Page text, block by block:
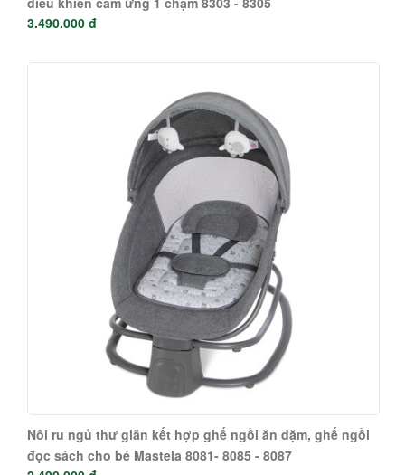
[NEW] Nôi đung đưa ru ngủ đa chế độ Mastela X 2024 -
điều khiển cảm ứng 1 chạm 8303 - 8305